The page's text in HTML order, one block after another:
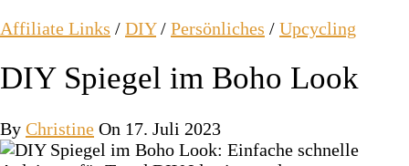
Affiliate Links / DIY/ Persönliches / Upcycling
DIY Spiegel im Boho Look
By Christine On 17. Juli 2023